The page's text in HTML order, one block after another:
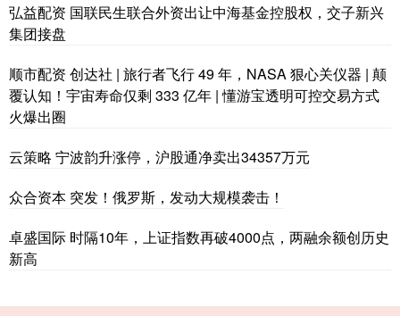
弘益配资 国联民生联合外资出让中海基金控股权，交子新兴
集团接盘
顺市配资 创达社 | 旅行者飞行 49 年，NASA 狠心关仪器 | 颠
覆认知！宇宙寿命仅剩 333 亿年 | 懂游宝透明可控交易方式
火爆出圈
云策略 宁波韵升涨停，沪股通净卖出34357万元
众合资本 突发！俄罗斯，发动大规模袭击！
卓盛国际 时隔10年，上证指数再破4000点，两融余额创历史
新高